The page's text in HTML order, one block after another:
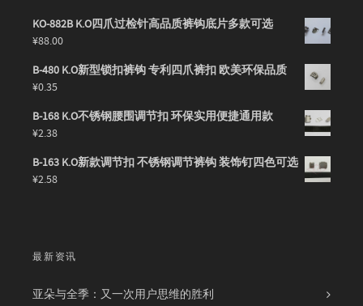
KO-882B K.O四爪过检针高品质裤钩底片多款可选
¥88.00
B-480 K.O新型锁扣裤钩 专利四爪裤扣 欧美环保品质
¥0.35
B-168 K.O不锈钢腰围调节扣 环保实用便捷通用款
¥2.38
B-163 K.O新款调节扣 不锈钢调节裤钩 装饰钉四色可选
¥2.58
最新资讯
亚朵与全季：又一次用户思维的胜利